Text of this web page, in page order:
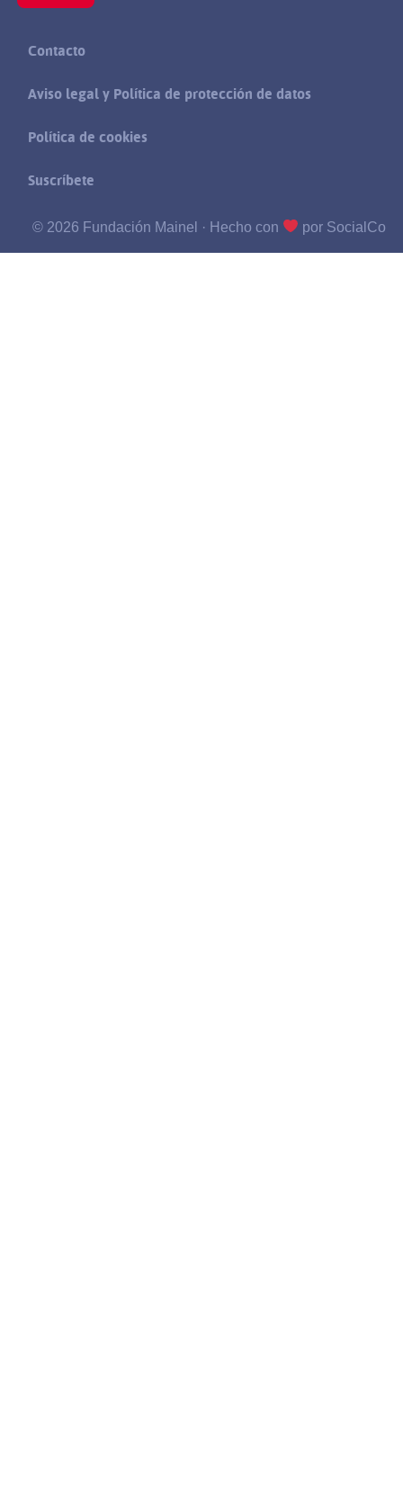
Contacto
Aviso legal y Política de protección de datos
Política de cookies
Suscríbete
© 2026 Fundación Mainel · Hecho con por SocialCo